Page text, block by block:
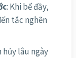
: Khi bể đầy,
tắc nghẽn
hủy lâu ngày